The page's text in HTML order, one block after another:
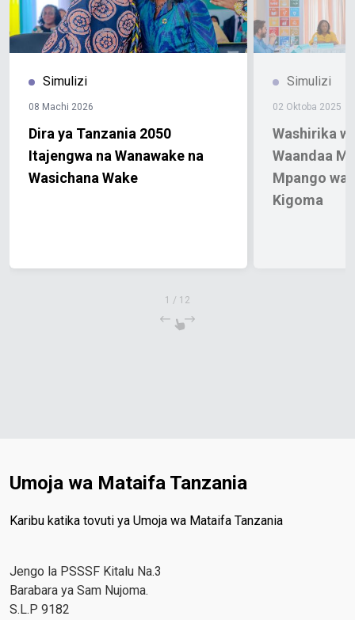
Simulizi
08 Machi 2026
Dira ya Tanzania 2050
Itajengwa na Wanawake na
Wasichana Wake
Simulizi
02 Oktoba 2025
Washirika
Waandaa
Mpango wa
Kigoma
1 / 12
Umoja wa Mataifa Tanzania
Karibu katika tovuti ya Umoja wa Mataifa Tanzania
Jengo la PSSSF Kitalu Na.3
Barabara ya Sam Nujoma.
S.L.P 9182